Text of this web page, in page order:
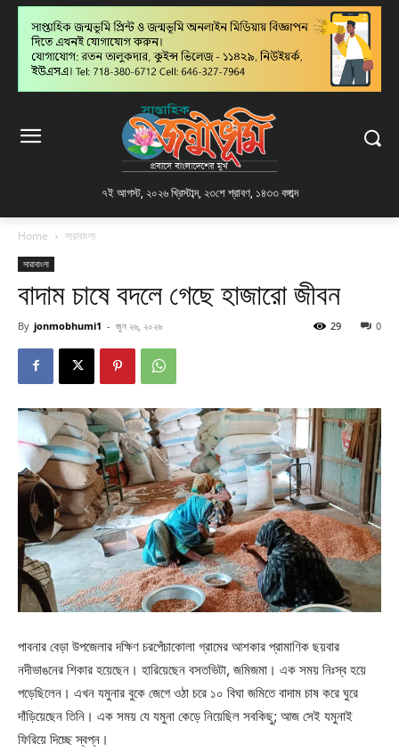
৭ই আগস্ট, ২০২৬ খ্রিস্টাব্দ, ২৩শে শ্রাবণ, ১৪৩৩ বঙ্গাব্দ
Home সারাবাংলা
সারাবাংলা
বাদাম চাষে বদলে গেছে হাজারো জীবন
By jonmobhumi1 - জুন ২৬, ২০২৬ 0
29
পাবনার বেড়া উপজেলার দক্ষিণ চরপেঁচাকোলা গ্রামের আশকার প্রামাণিক ছয়বার
নদীভাঙনের শিকার হয়েছেন। হারিয়েছেন বসতভিটা, জমিজমা। এক সময় নিঃস্ব হয়ে
পড়েছিলেন। এখন যমুনার বুকে জেগে ওঠা চরে ১০ বিঘা জমিতে বাদাম চাষ করে ঘুরে
দাঁড়িয়েছেন তিনি। এক সময় যে যমুনা কেড়ে নিয়েছিল সবকিছু; আজ সেই যমুনাই
ফিরিয়ে দিচ্ছে স্বপ্ন।